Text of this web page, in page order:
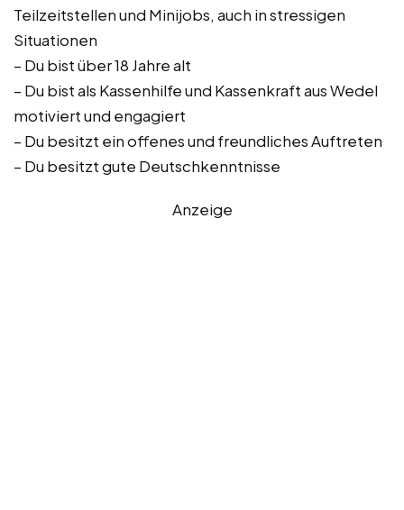
Teilzeitstellen und Minijobs, auch in stressigen
Situationen
– Du bist über 18 Jahre alt
– Du bist als Kassenhilfe und Kassenkraft aus Wedel
motiviert und engagiert
– Du besitzt ein offenes und freundliches Auftreten
– Du besitzt gute Deutschkenntnisse
Anzeige